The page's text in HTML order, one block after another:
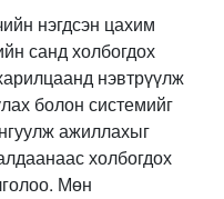
нэгдсэн цахим
санд холбогдох
нэвтрүүлж
болон системийг
ажиллахыг
холбогдох
Мөн